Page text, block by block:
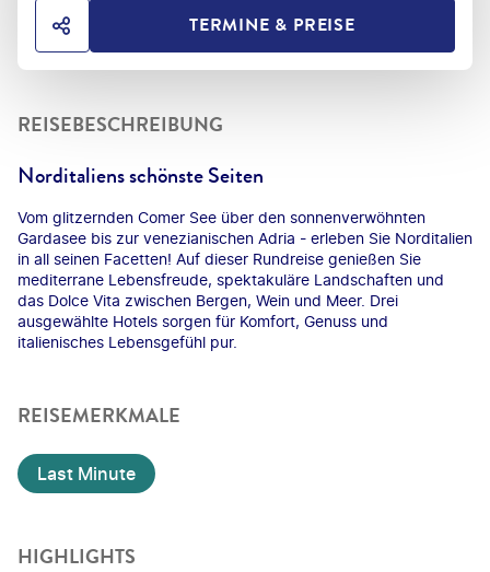
HOTEL TEILENTERMINE & PREISE
REISEBESCHREIBUNG
Norditaliens schönste Seiten
Vom glitzernden Comer See über den sonnenverwöhnten
Gardasee bis zur venezianischen Adria - erleben Sie Norditalien
in all seinen Facetten! Auf dieser Rundreise genießen Sie
mediterrane Lebensfreude, spektakuläre Landschaften und
das Dolce Vita zwischen Bergen, Wein und Meer. Drei
ausgewählte Hotels sorgen für Komfort, Genuss und
italienisches Lebensgefühl pur.
REISEMERKMALE
Last Minute
HIGHLIGHTS